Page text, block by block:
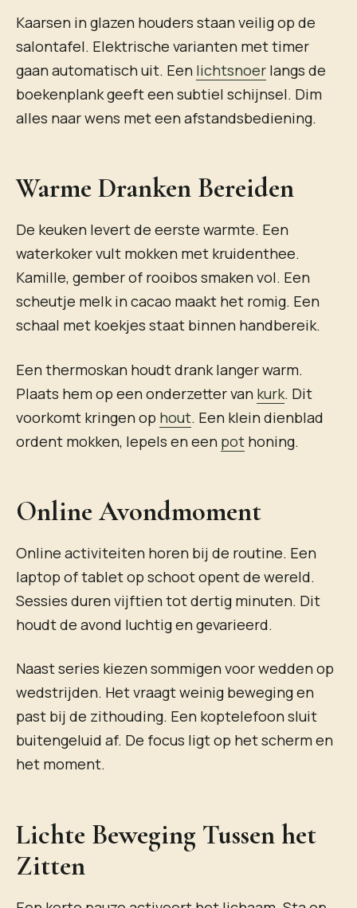
Kaarsen in glazen houders staan veilig op de
salontafel. Elektrische varianten met timer
gaan automatisch uit. Een lichtsnoer langs de
boekenplank geeft een subtiel schijnsel. Dim
alles naar wens met een afstandsbediening.
Warme Dranken Bereiden
De keuken levert de eerste warmte. Een
waterkoker vult mokken met kruidenthee.
Kamille, gember of rooibos smaken vol. Een
scheutje melk in cacao maakt het romig. Een
schaal met koekjes staat binnen handbereik.
Een thermoskan houdt drank langer warm.
Plaats hem op een onderzetter van kurk. Dit
voorkomt kringen op hout. Een klein dienblad
ordent mokken, lepels en een pot honing.
Online Avondmoment
Online activiteiten horen bij de routine. Een
laptop of tablet op schoot opent de wereld.
Sessies duren vijftien tot dertig minuten. Dit
houdt de avond luchtig en gevarieerd.
Naast series kiezen sommigen voor wedden op
wedstrijden. Het vraagt weinig beweging en
past bij de zithouding. Een koptelefoon sluit
buitengeluid af. De focus ligt op het scherm en
het moment.
Lichte Beweging Tussen het
Zitten